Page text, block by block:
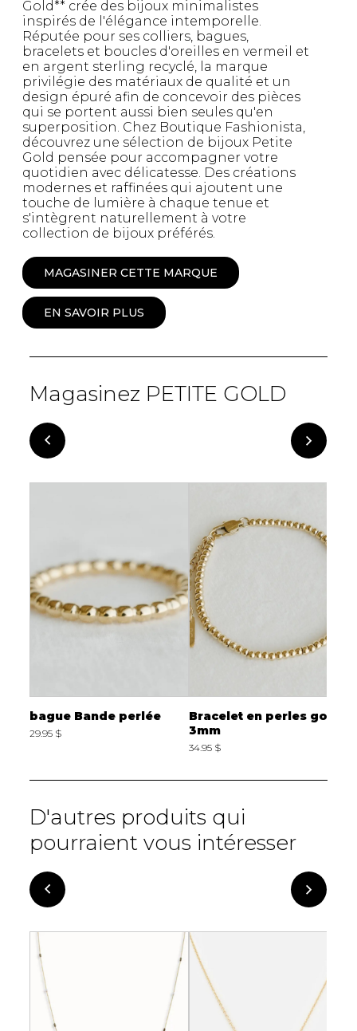
Gold** crée des bijoux minimalistes
inspirés de l'élégance intemporelle.
Réputée pour ses colliers, bagues,
bracelets et boucles d'oreilles en vermeil et
en argent sterling recyclé, la marque
privilégie des matériaux de qualité et un
design épuré afin de concevoir des pièces
qui se portent aussi bien seules qu'en
superposition. Chez Boutique Fashionista,
découvrez une sélection de bijoux Petite
Gold pensée pour accompagner votre
quotidien avec délicatesse. Des créations
modernes et raffinées qui ajoutent une
touche de lumière à chaque tenue et
s'intègrent naturellement à votre
collection de bijoux préférés.
MAGASINER CETTE MARQUE
EN SAVOIR PLUS
Magasinez PETITE GOLD
bague Bande perlée
29.95 $
Bracelet en perles gold
3mm
34.95 $
D'autres produits qui
pourraient vous intéresser